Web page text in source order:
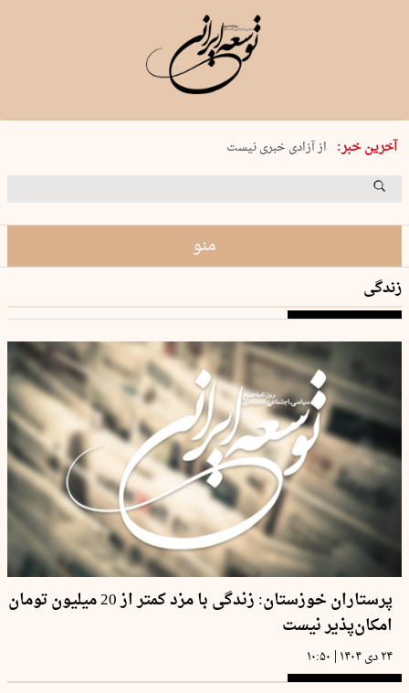
آخرین خبر:
یکشنبه 18 مرداد 1405 شماره 2245
از آزادی خبری نیست
۸۸۸ نفر سال گذشته بر اثر غرق‌شدگی جان …
منو
زندگی
پرستاران خوزستان: زندگی با مزد کمتر از 20 میلیون تومان
امکان‌پذیر نیست
۲۴ دی ۱۴۰۴ | ۱۰:۵۰